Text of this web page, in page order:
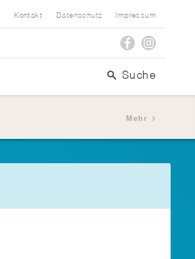
Suche
Kontakt Datenschutz Impressum
Mehr